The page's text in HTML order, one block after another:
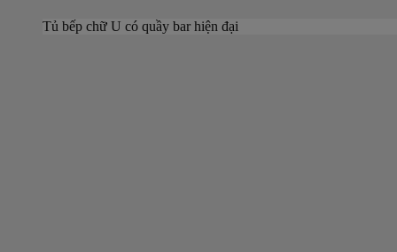
Tủ bếp chữ U có quầy bar hiện đại